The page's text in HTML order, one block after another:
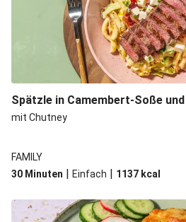
Spätzle in Camembert-Soße
mit Chutney
FAMILY
30 Minuten | Einfach | 1137 kcal